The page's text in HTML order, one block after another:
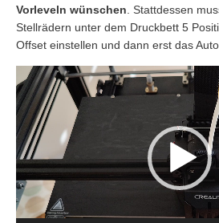
Vorleveln wünschen. Stattdessen
Stellrädern unter dem Druckbett 5
Offset einstellen und dann erst das
Video-
Player